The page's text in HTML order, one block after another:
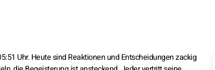
Uhr. Heute sind Reaktionen und Entscheidungen zackig